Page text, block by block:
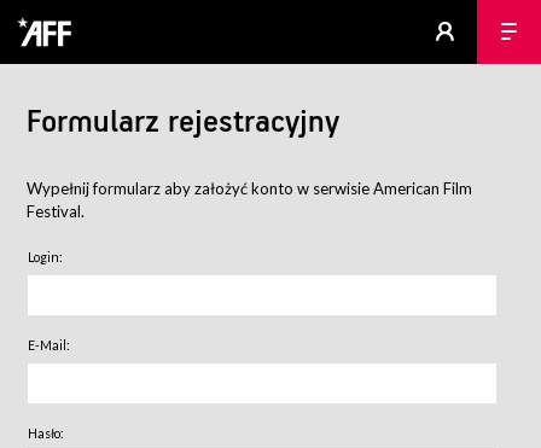
Formularz rejestracyjny
Wypełnij formularz aby założyć konto w serwisie American Film
Festival.
Login:
E-Mail:
Hasło: